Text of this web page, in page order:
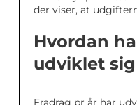
der viser, at
Hvordan
udviklet
Fradrag pr år har